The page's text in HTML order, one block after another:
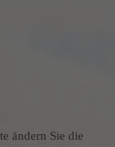
ändern Sie die